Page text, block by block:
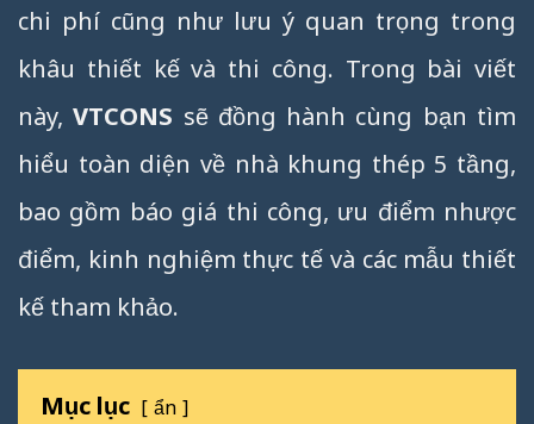
chi phí cũng như lưu ý quan trọng trong
khâu thiết kế và thi công. Trong bài viết
này,VTCONS sẽ đồng hành cùng bạn tìm
hiểu toàn diện về nhà khung thép 5 tầng,
bao gồm báo giá thi công, ưu điểm nhược
điểm, kinh nghiệm thực tế và các mẫu thiết
kế tham khảo.
Mục lục ẩn